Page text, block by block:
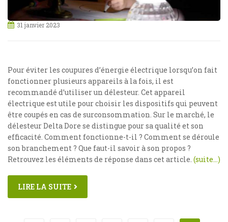
31 janvier 2023
Pour éviter les coupures d’énergie électrique lorsqu’on fait
fonctionner plusieurs appareils à la fois, il est
recommandé d’utiliser un délesteur. Cet appareil
électrique est utile pour choisir les dispositifs qui peuvent
être coupés en cas de surconsommation. Sur le marché, le
délesteur Delta Dore se distingue pour sa qualité et son
efficacité. Comment fonctionne-t-il ? Comment se déroule
son branchement ? Que faut-il savoir à son propos ?
Retrouvez les éléments de réponse dans cet article. (suite…)
LIRE LA SUITE